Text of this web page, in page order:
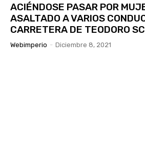
ACIÉNDOSE PASAR POR
ASALTADO A VARIOS
CARRETERA DE TEODORO
Webimperio - Diciembre 8, 2021